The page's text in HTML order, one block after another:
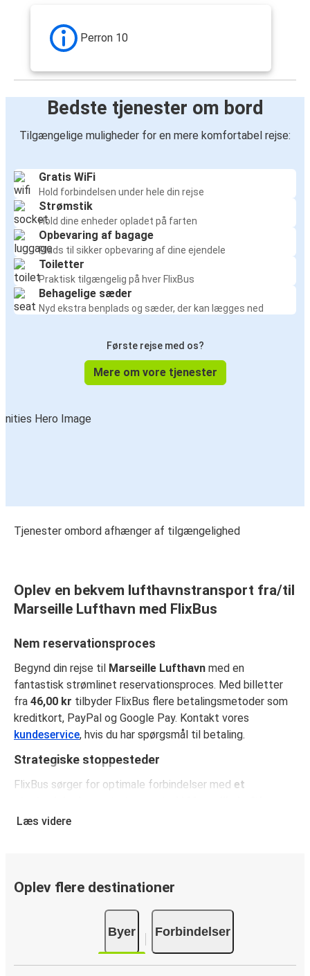
Perron 10
Bedste tjenester om bord
Tilgængelige muligheder for en mere komfortabel rejse:
Gratis WiFi
Hold forbindelsen under hele din rejse
Strømstik
Hold dine enheder opladet på farten
Opbevaring af bagage
Plads til sikker opbevaring af dine ejendele
Toiletter
Praktisk tilgængelig på hver FlixBus
Behagelige sæder
Nyd ekstra benplads og sæder, der kan lægges ned
Første rejse med os?
Mere om vore tjenester
Tjenester ombord afhænger af tilgængelighed
Oplev en bekvem lufthavnstransport fra/til
Marseille Lufthavn med FlixBus
Nem reservationsproces
Begynd din rejse til Marseille Lufthavn med en
fantastisk strømlinet reservationsproces. Med billetter
fra 46,00 kr tilbyder FlixBus flere betalingsmetoder som
kreditkort, PayPal og Google Pay. Kontakt vores
kundeservice, hvis du har spørgsmål til betaling.
Strategiske stoppesteder
FlixBus sørger for optimale forbindelser med et
Marseille Lufthavn (busterminal)
Læs videre
Oplev flere destinationer
Byer Forbindelser